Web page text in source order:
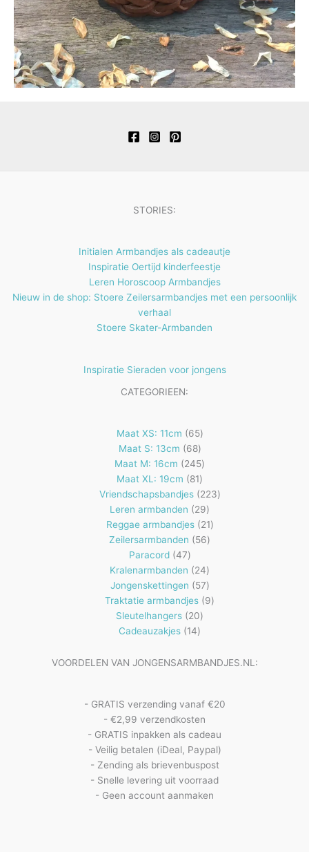
STORIES:
Initialen Armbandjes als cadeautje
Inspiratie Oertijd kinderfeestje
Leren Horoscoop Armbandjes
Nieuw in de shop: Stoere Zeilersarmbandjes met een persoonlijk
verhaal
Stoere Skater-Armbanden
Inspiratie Sieraden voor jongens
CATEGORIEEN:
Maat XS: 11cm 6565
producten
Maat S: 13cm 6868
producten
Maat M: 16cm 245245
producten
Maat XL: 19cm 8181
producten
Vriendschapsbandjes 223223
Leren armbanden 2929
producten
Reggae armbandjes 2121
producten
Zeilersarmbanden 5656
Paracord 4747
producten
Kralenarmbanden 2424
producten
Jongenskettingen 5757
producten
Traktatie armbandjes 99
Sleutelhangers 2020
producten
Cadeauzakjes 1414
VOORDELEN VAN JONGENSARMBANDJES.NL:
- GRATIS verzending vanaf €20
- €2,99 verzendkosten
- GRATIS inpakken als cadeau
- Veilig betalen (iDeal, Paypal)
- Zending als brievenbuspost
- Snelle levering uit voorraad
- Geen account aanmaken